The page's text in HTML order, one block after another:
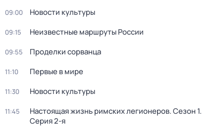
09:00 Новости культуры
09:15 Неизвестные маршруты России
09:55 Проделки сорванца
11:10 Первые в мире
11:30 Новости культуры
11:45 Настоящая жизнь римских легионеров. Сезон 1.
Серия 2-я